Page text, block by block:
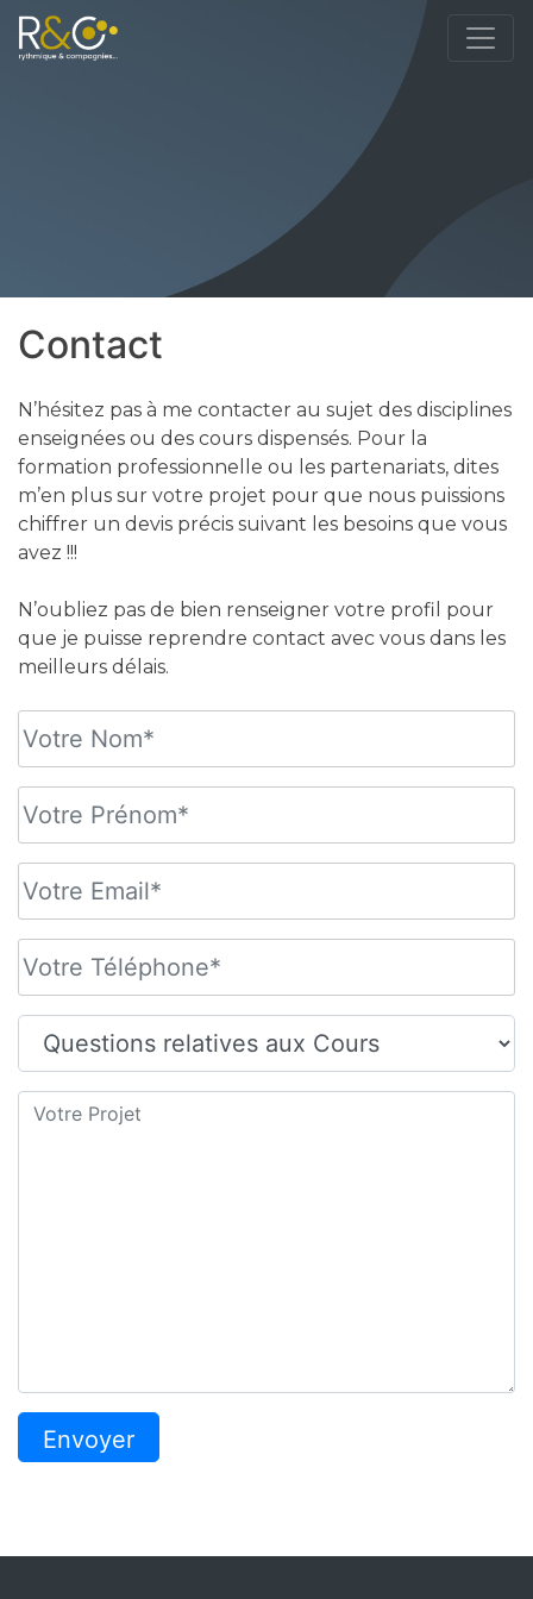
Contact
N’hésitez pas à me contacter au sujet des disciplines
enseignées ou des cours dispensés. Pour la
formation professionnelle ou les partenariats, dites
m’en plus sur votre projet pour que nous puissions
chiffrer un devis précis suivant les besoins que vous
avez !!!
N’oubliez pas de bien renseigner votre profil pour
que je puisse reprendre contact avec vous dans les
meilleurs délais.